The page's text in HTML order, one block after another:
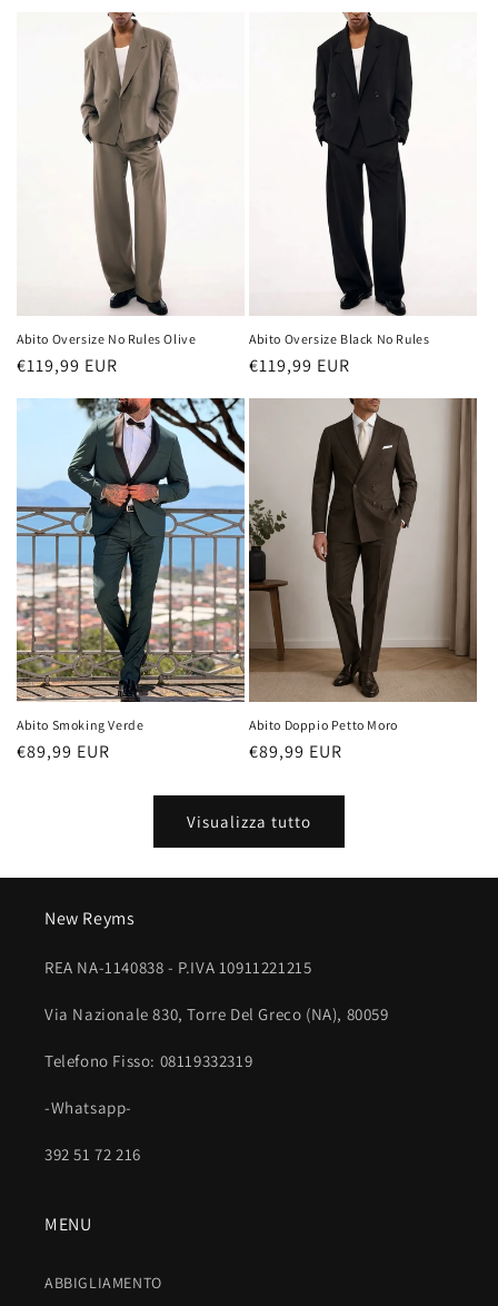
Abito Oversize No Rules Olive
Prezzo
€119,99 EUR
Abito Oversize Black No Rules
Prezzo
€119,99 EUR
Abito Smoking Verde
Prezzo
€89,99 EUR
Abito Doppio Petto Moro
Prezzo
€89,99 EUR
Visualizza tutto
New Reyms
REA NA-1140838 - P.IVA 10911221215
Via Nazionale 830, Torre Del Greco (NA), 80059
Telefono Fisso: 08119332319
-Whatsapp-
392 51 72 216
MENU
ABBIGLIAMENTO